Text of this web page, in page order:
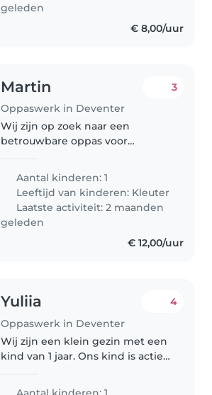
geleden
€ 8,00/uur
Martin
Oppaswerk in Deventer
3
Wij zijn op zoek naar een
betrouwbare oppas voor
energie en fanatsie. Wij hopen
een oppas te vinden die graag
mee speelt maar duidelijk
grenzen kan..
Aantal kinderen: 1
Leeftijd van kinderen: Kleuter
Laatste activiteit: 2 maanden
geleden
€ 12,00/uur
Yuliia
Oppaswerk in Deventer
4
Wij zijn een klein gezin met een
kind van 1 jaar. Ons kind is actief
spelen en aandacht. Wij zijn op